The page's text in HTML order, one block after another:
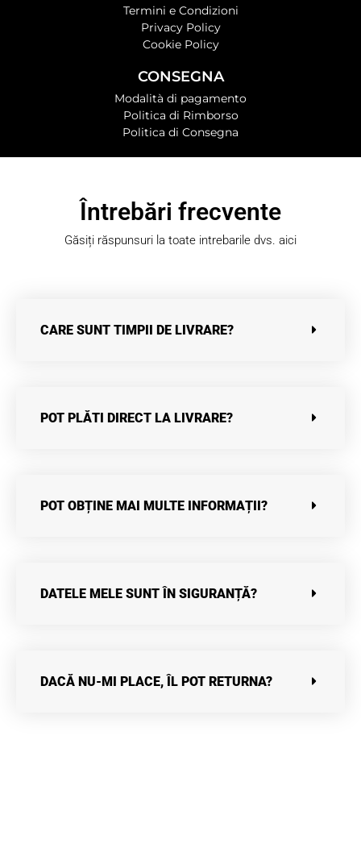
Termini e Condizioni
Privacy Policy
Cookie Policy
CONSEGNA
Modalità di pagamento
Politica di Rimborso
Politica di Consegna
Întrebări frecvente
Găsiți răspunsuri la toate intrebarile dvs. aici
CARE SUNT TIMPII DE LIVRARE?
POT PLĂTI DIRECT LA LIVRARE?
POT OBȚINE MAI MULTE INFORMAȚII?
DATELE MELE SUNT ÎN SIGURANȚĂ?
DACĂ NU-MI PLACE, ÎL POT RETURNA?